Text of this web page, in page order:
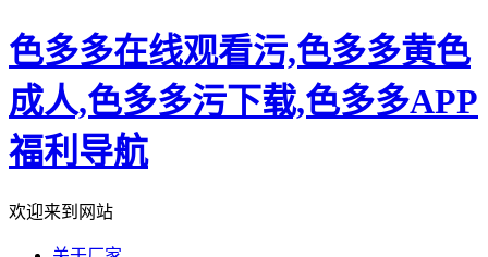
色多多在线观看污,色多多黄色
成人,色多多污下载,色多多APP
福利导航
欢迎来到网站